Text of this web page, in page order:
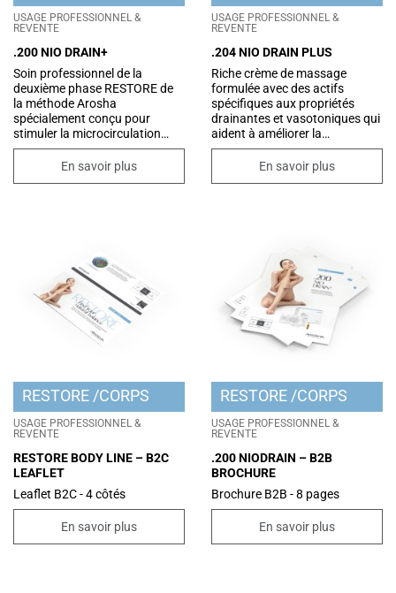
USAGE PROFESSIONNEL &
REVENTE
.200 NIO DRAIN+
Soin professionnel de la
deuxième phase RESTORE de
la méthode Arosha
spécialement conçu pour
stimuler la microcirculation
cutanée et aider le système
lymphatique à drainer les
En savoir plus
USAGE PROFESSIONNEL &
REVENTE
.204 NIO DRAIN PLUS
Riche crème de massage
formulée avec des actifs
spécifiques aux propriétés
drainantes et vasotoniques qui
aident à améliorer la
microcirculation et favorisent le
drainage des liquides en excès.
et progressivement dans le
temps, pour un résultat
optimal. De plus, grâce à son
effet rafraîchissant, il est idéal
pour apporter un soulagement
intense et immédiat aux
jambes lourdes.
En savoir plus
RESTORE CORPS
USAGE PROFESSIONNEL &
REVENTE
RESTORE BODY LINE – B2C
LEAFLET
Leaflet B2C - 4 côtés
En savoir plus
RESTORE CORPS
USAGE PROFESSIONNEL &
REVENTE
.200 NIODRAIN – B2B
BROCHURE
Brochure B2B - 8 pages
En savoir plus